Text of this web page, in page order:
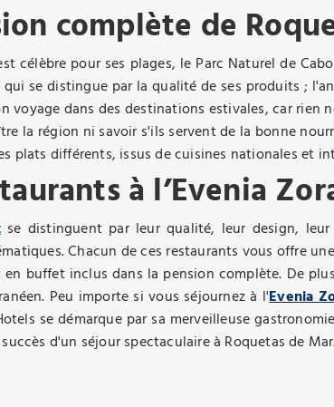
complète de
célèbre pour ses plages, le Parc Naturel de
se distingue par la qualité de ses produits ;
voyage dans des destinations estivales, car
la région ni savoir s'ils servent de la bonne
plats différents, issus de cuisines nationales et
à l’Evenia
se distinguent par leur qualité, leur design, leur
Chacun de ces restaurants vous offre
buffet inclus dans la pension complète. De
Peu importe si vous séjournez à l'Evenia
se démarque par sa merveilleuse
d'un séjour spectaculaire à Roquetas de